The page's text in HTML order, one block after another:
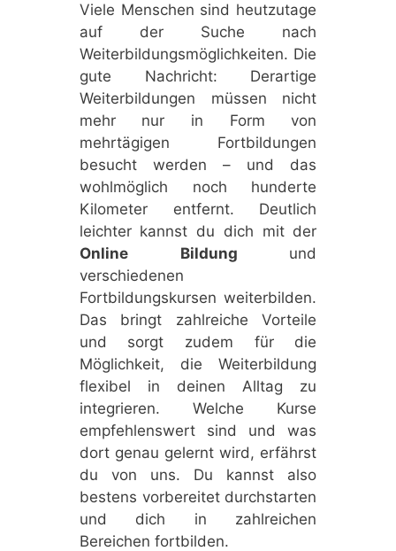
Viele Menschen sind heutzutage
auf der Suche nach
Weiterbildungsmöglichkeiten. Die
gute Nachricht: Derartige
Weiterbildungen müssen nicht
mehr nur in Form von
mehrtägigen Fortbildungen
besucht werden – und das
wohlmöglich noch hunderte
Kilometer entfernt. Deutlich
leichter kannst du dich mit der
Online Bildung und
verschiedenen
Fortbildungskursen weiterbilden.
Das bringt zahlreiche Vorteile
und sorgt zudem für die
Möglichkeit, die Weiterbildung
flexibel in deinen Alltag zu
integrieren. Welche Kurse
empfehlenswert sind und was
dort genau gelernt wird, erfährst
du von uns. Du kannst also
bestens vorbereitet durchstarten
und dich in zahlreichen
Bereichen fortbilden.